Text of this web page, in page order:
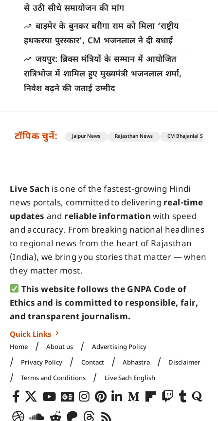
से उठी सीधे समायोजन की मांग
बाड़मेर के बुनकर बरीगा राम को मिला ‘राष्ट्रीय
हथकरघा पुरस्कार’, CM भजनलाल ने दी बधाई
जयपुर: ब्रिक्स मंत्रियों के सम्मान में आयोजित
रात्रिभोज में शामिल हुए मुख्यमंत्री भजनलाल शर्मा,
निवेश बढ़ने की जताई उम्मीद
टॉपिक चुनें: Jaipur News Rajasthan News CM Bhajanlal
Live Sach is one of the fastest-growing Hindi
news portals, committed to delivering real-time
updates and reliable information with speed
and accuracy. From breaking national headlines
to regional news from the heart of Rajasthan
(India), we bring you stories that matter — when
they matter most.
This website follows the GNPA Code of
Ethics and is committed to responsible, fair,
and transparent journalism.
Quick Links
Home About us
Advertising Policy
Privacy Policy
Contact Abhastra
Disclaimer
Terms and Conditions
Live Sach English